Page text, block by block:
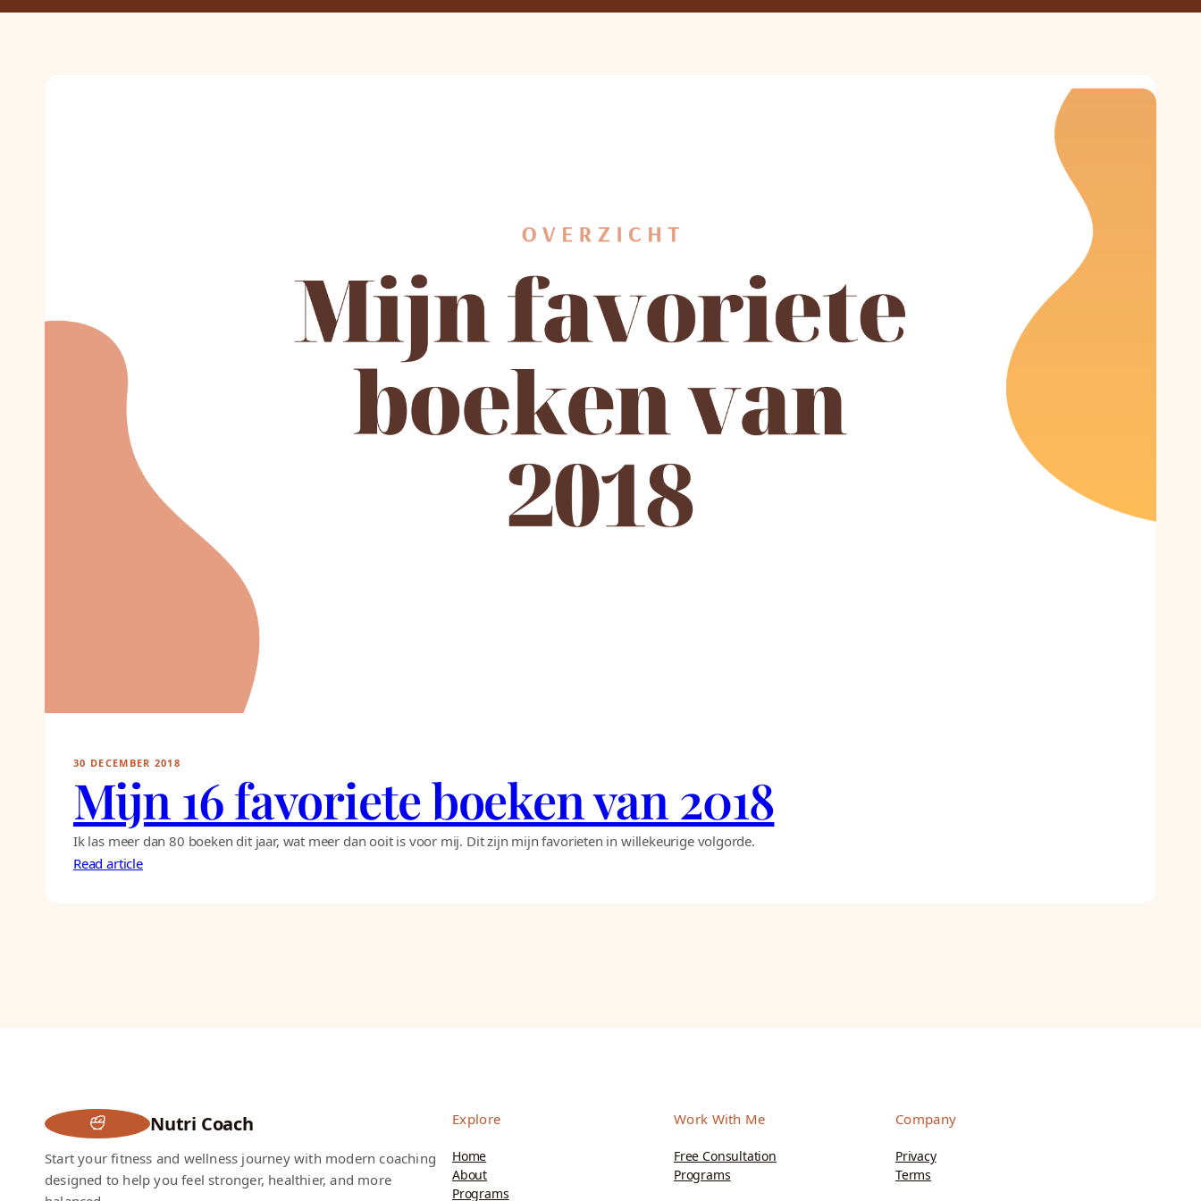
30 DECEMBER 2018
Mijn 16 favoriete boeken van 2018
Ik las meer dan 80 boeken dit jaar, wat meer dan ooit is voor mij. Dit zijn mijn favorieten in willekeurige volgorde.
Read article
Nutri Coach
Start your fitness and wellness journey with modern coaching
designed to help you feel stronger, healthier, and more
Explore
Home
About
Programs
Work With Me
Free Consultation
Programs
Company
Privacy
Terms